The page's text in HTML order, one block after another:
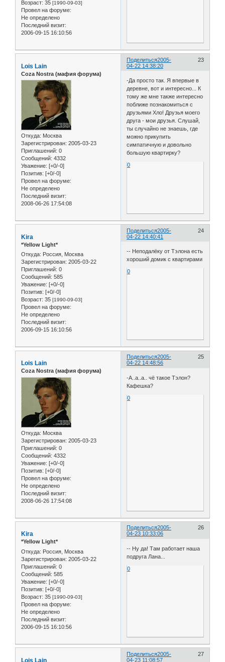
Возраст: 35 [1990-09-03]
Провел на форуме:
Не определено
Последний визит:
2006-09-15 16:10:56
Поделиться 23
2005-
04-22 14:38:20
Lois Lain
Coza Nostra (мафия форума)
Откуда: Москва
Зарегистрирован: 2005-03-23
Приглашений: 0
Сообщений: 4332
Уважение: [+0/-0]
Позитив: [+0/-0]
Провел на форуме:
Не определено
Последний визит:
2008-06-26 17:54:08
-Да просто так. Я впервые в
деревне, вот и интересно... К
тому же мне также интересно
поближе познакомиться с
друзьями Хло! Друзья моего
друга - мои друзья. Слушай,
ты случайно не знаешь, где
можно прикупить
симпатичную и довольно
большую квартирку?
0
Поделиться 24
2005-
04-22 14:40:41
Kira
*Yellow Light*
Откуда: Россия, Москва
Зарегистрирован: 2005-03-22
Приглашений: 0
Сообщений: 585
Уважение: [+0/-0]
Позитив: [+0/-0]
Возраст: 35 [1990-09-03]
Провел на форуме:
Не определено
Последний визит:
2006-09-15 16:10:56
-- Неподалёку от Тэлона есть
хороший домик с квартирами
0
Поделиться 25
2005-
04-22 14:48:56
Lois Lain
Coza Nostra (мафия форума)
Откуда: Москва
Зарегистрирован: 2005-03-23
Приглашений: 0
Сообщений: 4332
Уважение: [+0/-0]
Позитив: [+0/-0]
Провел на форуме:
Не определено
Последний визит:
2008-06-26 17:54:08
-А..а..а.. чё такое Тэлон?
Кафешка?
0
Поделиться 26
2005-
04-23 10:33:06
Kira
*Yellow Light*
Откуда: Россия, Москва
Зарегистрирован: 2005-03-22
Приглашений: 0
Сообщений: 585
Уважение: [+0/-0]
Позитив: [+0/-0]
Возраст: 35 [1990-09-03]
Провел на форуме:
Не определено
Последний визит:
2006-09-15 16:10:56
-- Ну да! Там работает наша
подруга Лана...
0
Поделиться 27
2005-
04-23 11:08:57
Lois Lain